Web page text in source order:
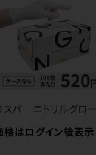
スパ ニトリルグロ
格はログイン後表示